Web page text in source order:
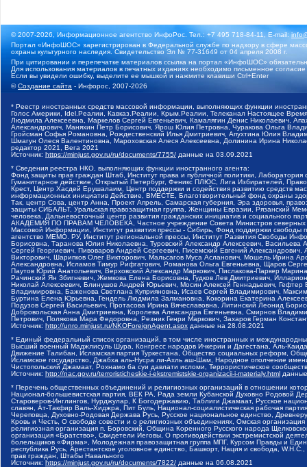
© 2007-2026, Информационное агентство ИнфоРос. Тел.: +7 495 718-84-11, E-mail:
Портал «ИнфоШОС» зарегистрирован в Федеральной службе по надзору в сфере
охраны культурного наследия. Свидетельство Эл № 77-31649 от 04 апреля 2008 г.
При цитировании и перепечатке материалов ссылка на портал «ИнфоШОС»
Для использования материалов в печатных изданиях необходимо письменное
Если вы увидели ошибку, выделите ее мышкой и нажмите клавиши Ctrl+Enter
©Создание сайта - Инфорос, 2007-2026
* Реестр иностранных средств массовой информации, выполняющих функции
Голос Америки, Idel.Реалии, Кавказ.Реалии, Крым.Реалии, Телеканал Настоящее
Людмила Алексеевна, Маркелов Сергей Евгеньевич, Камалягин Денис Николаевич,
Александрович, Маняхин Петр Борисович, Ярош Юлия Петровна, Чуракова Ольга
Гройсман Софья Романовна, Рождественский Илья Дмитриевич, Апухтина Юлия
Шмагун Олеся Валентиновна, Мароховская Алеся Алексеевна, Долинина Ирина
редактор 2021, Вега 2021
Источник: https://minjust.gov.ru/ru/documents/7755/ данные на 03.09.2021
* Сведения реестра НКО, выполняющих функции иностранного агента:
Фонд защиты прав граждан Штаб, Институт права и публичной политики,
Гуманитарное действие, Открытый Петербург, Феникс ПЛЮС, Лига Избирателей,
Крест, Центр Хасдей Ерушалаим, Центр поддержки и содействия развитию средств
информационных инициатив Действие, ВМЕСТЕ, Благотворительный фонд охраны
Так, центр Сова, центр Анна, Проект Апрель, Самарская губерния, Эра здоровья,
защиты СИБАЛЬТ, Уральская правозащитная группа, Женщины Евразии, Рязанский
человека, Дальневосточный центр развития гражданских инициатив и социального
АКАДЕМИЯ ПО ПРАВАМ ЧЕЛОВЕКА, Частное учреждение Совета Министров северных
Массовой Информации, Институт развития прессы - Сибирь, Фонд поддержки
агентство МЕМО. РУ, Институт региональной прессы, Институт Развития Свободы
Борисовна, Таранова Юлия Николаевна, Туровский Александр Алексеевич,
Сергей Георгиевич, Пивоваров Андрей Сергеевич, Писемский Евгений
Викторович, Шарипков Олег Викторович, Мальсагов Муса Асланович, Мошель Ирина
Александровна, Исламов Тимур Рифгатович, Романова Ольга Евгеньевна, Щаров
Паутов Юрий Анатольевич, Верховский Александр Маркович, Пислакова-Паркер
Рачинский Ян Збигневич, Жемкова Елена Борисовна, Гудков Лев Дмитриевич,
Николай Алексеевич, Блинушов Андрей Юрьевич, Мосин Алексей Геннадьевич,
Владимировна, Баженова Светлана Куприяновна, Исаев Сергей Владимирович,
Буртина Елена Юрьевна, Гендель Людмила Залмановна, Кокорина Екатерина
Подузов Сергей Васильевич, Протасова Ирина Вячеславовна, Литинский Леонид
Добровольская Анна Дмитриевна, Королева Александра Евгеньевна, Смирнов
Петрович, Полякова Мара Федоровна, Резник Генри Маркович, Захаров Герман
Источник: http://unro.minjust.ru/NKOForeignAgent.aspx данные на 28.08.2021
* Единый федеральный список организаций, в том числе иностранных и
Высший военный Маджлисуль Шура, Конгресс народов Ичкерии и Дагестана, Аль-
Движение Талибан, Исламская партия Туркестана, Общество социальных реформ,
Исламское государство, Джабха аль-Нусра ли-Ахль аш-Шам, Народное ополчение
Чистопольский Джамаат, Рохнамо ба суи давлати исломи, Террористическое
Источник: http://nac.gov.ru/terroristicheskie-i-ekstremistskie-organizacii-i-materialy.html
* Перечень общественных объединений и религиозных организаций в отношении
Национал-большевистская партия, ВЕК РА, Рада земли Кубанской Духовно Родовой
Староверов-Инглингов, Нурджулар, К Богодержавию, Таблиги Джамаат, Русское
славян, Ат-Такфир Валь-Хиджра, Пит Буль, Национал-социалистическая рабочая
Череповца, Духовно-Родовая Держава Русь, Русское национальное единство,
Кровь и Честь, О свободе совести и о религиозных объединениях, Омская
религиозная организация п. Боровский, Община Коренного Русского народа
организация «Братство», Свидетели Иеговы, О противодействии экстремистской
болельщиков «Фирма», Молодежная правозащитная группа МПГ, Курсом Правды и
республика Русь, Арестантское уголовное единство, Башкорт, Нация и свобода,
прав граждан, Штабы Навального
Источник: https://minjust.gov.ru/ru/documents/7822/ данные на 06.08.2021